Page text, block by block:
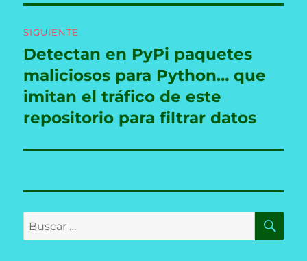
SIGUIENTE
Entrada
siguiente:
Detectan en PyPi paquetes
maliciosos para Python… que
imitan el tráfico de este
repositorio para filtrar datos
Buscar
por: